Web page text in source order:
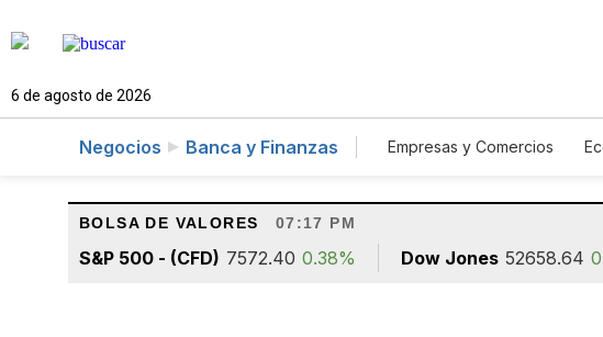
6 de agosto de 2026
Negocios Banca y Finanzas Empresas y Comercios
BOLSA DE VALORES 07:17 PM
S&P 500 - (CFD) 7572.40 0.38% Dow Jones 52658.64